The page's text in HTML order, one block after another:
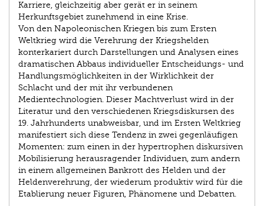
Karriere, gleichzeitig aber gerät er in seinem
Herkunftsgebiet zunehmend in eine Krise.
Von den Napoleonischen Kriegen bis zum Ersten
Weltkrieg wird die Verehrung der Kriegshelden
konterkariert durch Darstellungen und Analysen eines
dramatischen Abbaus individueller Entscheidungs- und
Handlungsmöglichkeiten in der Wirklichkeit der
Schlacht und der mit ihr verbundenen
Medientechnologien. Dieser Machtverlust wird in der
Literatur und den verschiedenen Kriegsdiskursen des
19. Jahrhunderts unabweisbar, und im Ersten Weltkrieg
manifestiert sich diese Tendenz in zwei gegenläufigen
Momenten: zum einen in der hypertrophen diskursiven
Mobilisierung herausragender Individuen, zum andern
in einem allgemeinen Bankrott des Helden und der
Heldenverehrung, der wiederum produktiv wird für die
Etablierung neuer Figuren, Phänomene und Debatten.